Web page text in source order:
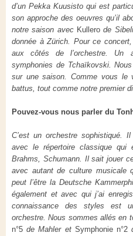
d’un Pekka Kuusisto qui est
son approche des oeuvres qu’il
notre saison avec Kullero de
donnée à Zürich. Pour ce
aux côtés de l’orchestre. Un
symphonies de Tchaïkovski.
sur une saison. Comme vous le
battus, tout comme notre premier
Pouvez-vous nous parler du
C’est un orchestre sophistiqué.
avec le répertoire classique qui
Brahms, Schumann. Il sait jouer
avec autant de culture musicale
peut l’être la Deutsche
également et avec qui j’ai
connaissance des styles est
orchestre. Nous sommes allés en
n°5 de Mahler et Symphonie n°2